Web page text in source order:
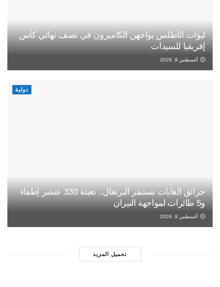
لبؤات الأطلس يواجهن الكاميرون في نصف نهائي كأس
إفريقيا للسيدات
أغسطس 9, 2026
دولية
حرائق الغابات تستنفر البرتغال.. تعبئة 330 عنصر إطفاء
و5 طائرات لمواجهة النيران
أغسطس 9, 2026
تحميل المزيد